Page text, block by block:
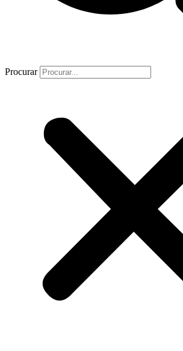
Procurar